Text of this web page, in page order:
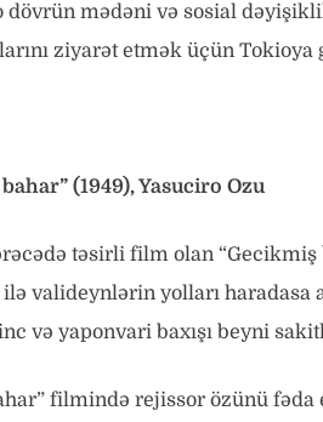
dövrün mədəni və sosial
ziyarət etmək üçün
(1949), Yasuciro Ozu
təsirli film olan
valideynlərin yolları haradasa
və yaponvari baxışı beyni
filmində rejissor özünü fəda